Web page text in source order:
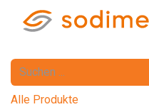
Alle Produkte